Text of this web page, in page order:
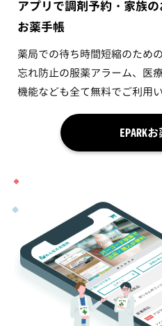
アプリで調剤予約・家族
お薬手帳
薬局での待ち時間短縮のため
忘れ防止の服薬アラーム、医
機能なども全て無料でご利用
EPARK